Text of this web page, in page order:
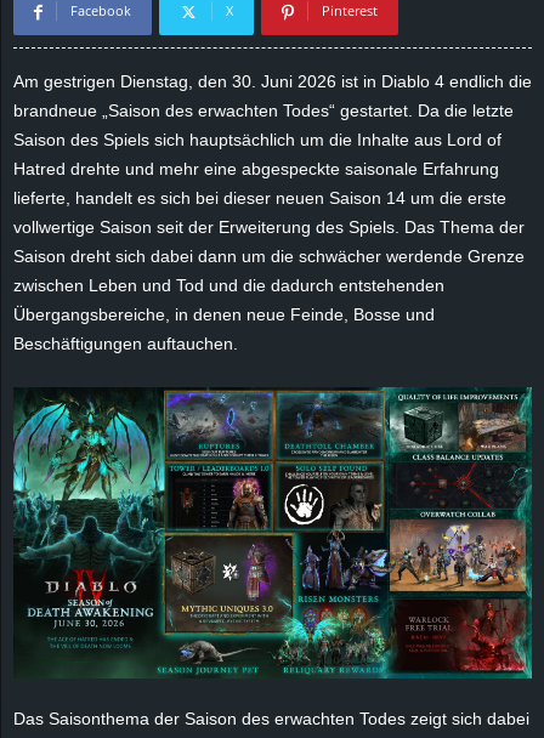
Facebook X Pinterest
Am gestrigen Dienstag, den 30. Juni 2026 ist in Diablo 4 endlich die
brandneue „Saison des erwachten Todes“ gestartet. Da die letzte
Saison des Spiels sich hauptsächlich um die Inhalte aus Lord of
Hatred drehte und mehr eine abgespeckte saisonale Erfahrung
lieferte, handelt es sich bei dieser neuen Saison 14 um die erste
vollwertige Saison seit der Erweiterung des Spiels. Das Thema der
Saison dreht sich dabei dann um die schwächer werdende Grenze
zwischen Leben und Tod und die dadurch entstehenden
Übergangsbereiche, in denen neue Feinde, Bosse und
Beschäftigungen auftauchen.
Das Saisonthema der Saison des erwachten Todes zeigt sich dabei